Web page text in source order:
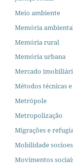
Meio ambiente
Memória
Memória rural
Memória urbana
Mercado
Métodos técnicas
Metrópole
Metropolização
Migrações e
Mobilidade
Movimentos